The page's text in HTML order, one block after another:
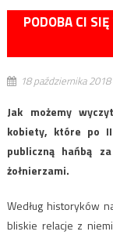
PODOBA CI
18 października 2018
Jak możemy
kobiety, które po
publiczną hańbą
żołnierzami.
Według historyków
bliskie relacje z